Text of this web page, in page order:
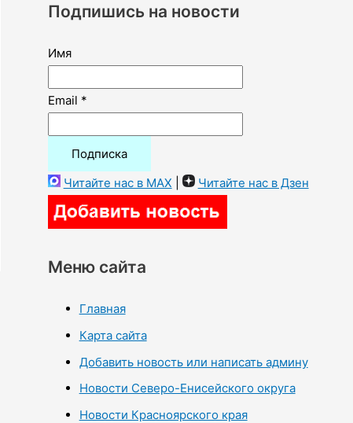
Подпишись на новости
Имя
Email *
Читайте нас в MAX Читайте нас в Дзен
Меню сайта
Главная
Карта сайта
Добавить новость или написать админу
Новости Северо-Енисейского округа
Новости Красноярского края